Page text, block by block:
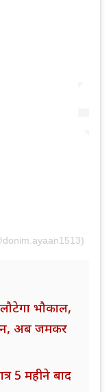
भौकाल,
अब जमकर
5 महीने बाद